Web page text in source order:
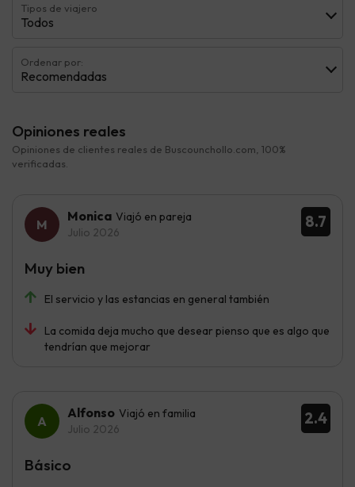
Tipos de viajero
Todos
Ordenar por:
Recomendadas
Opiniones reales
Opiniones de clientes reales de Buscounchollo.com, 100%
verificadas.
8.7
Monica Viajó en pareja
Julio 2026
El servicio y las estancias en general también
La comida deja mucho que desear pienso que es algo que
tendrían que mejorar
Muy bien
2.4
Alfonso Viajó en familia
Julio 2026
Básico